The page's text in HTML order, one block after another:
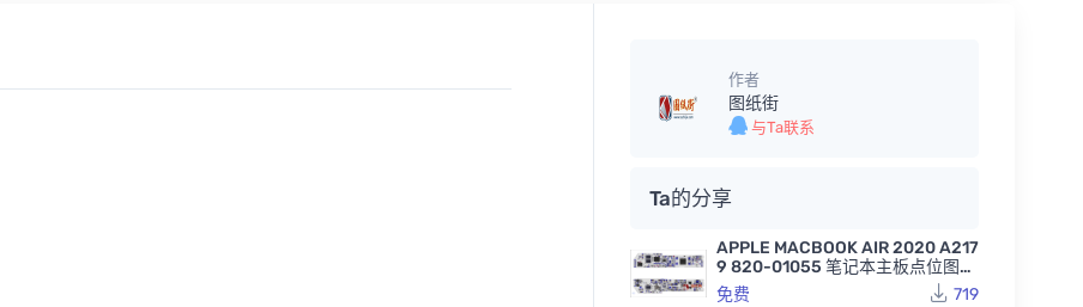
作者
图纸街
与Ta联系
Ta的分享
APPLE MACBOOK AIR 2020 A217
9 820-01055 笔记本主板点位图B
VR
免费 719